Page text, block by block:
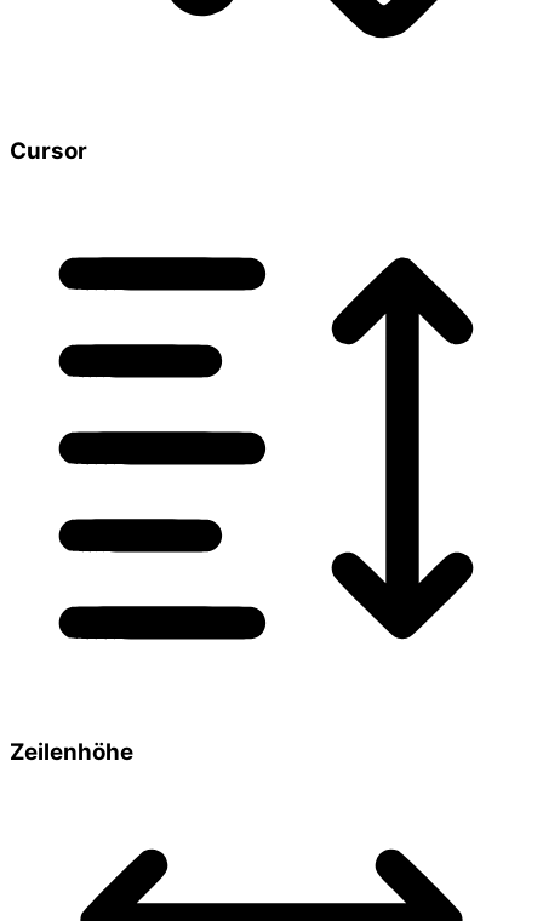
Cursor
Zeilenhöhe